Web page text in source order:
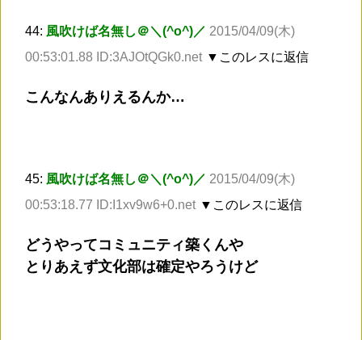
44: 風吹けば名無し＠＼(^o^)／ 2015/04/09(木)
00:53:01.88 ID:3AJOtQGk0.net ▼このレスに返信
こんなんありえるんか…
45: 風吹けば名無し＠＼(^o^)／ 2015/04/09(木)
00:53:18.77 ID:I1xv9w6+0.net ▼このレスに返信
どうやってコミュニティ築くんや
とりあえず文化部は確定やろうけど